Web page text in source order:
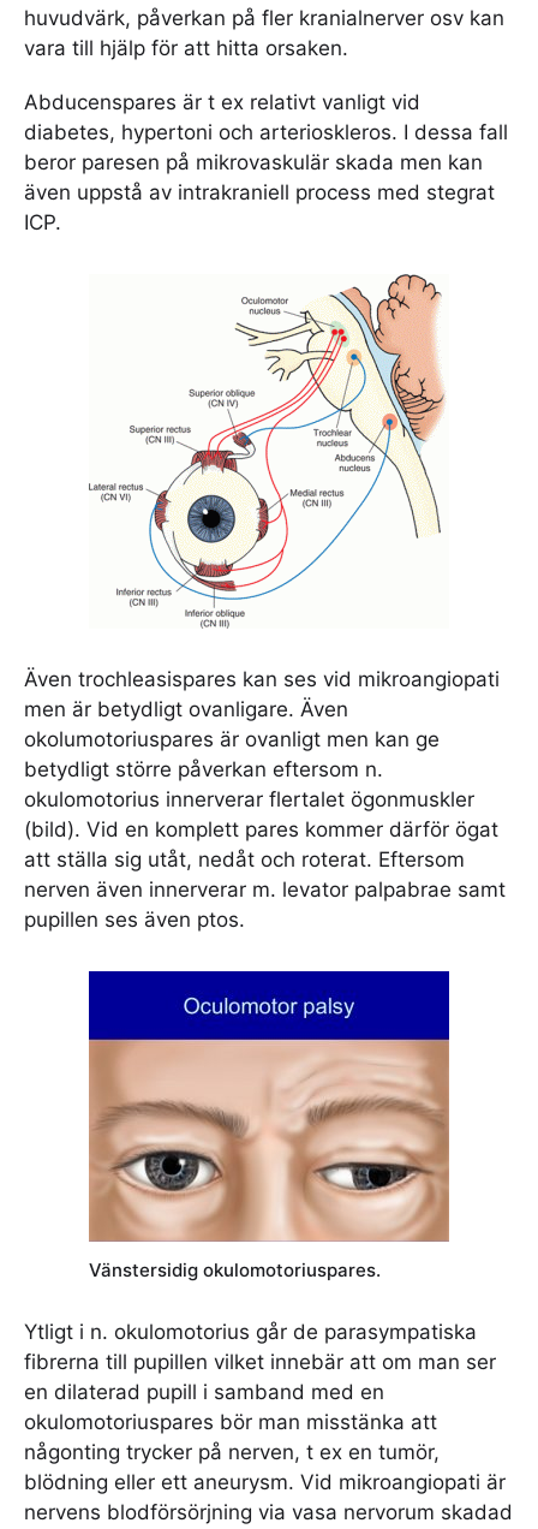
huvudvärk, påverkan på fler kranialnerver osv kan
vara till hjälp för att hitta orsaken.
Abducenspares är t ex relativt vanligt vid
diabetes, hypertoni och arterioskleros. I dessa fall
beror paresen på mikrovaskulär skada men kan
även uppstå av intrakraniell process med stegrat
ICP.
Även trochleasispares kan ses vid mikroangiopati
men är betydligt ovanligare. Även
okolumotoriuspares är ovanligt men kan ge
betydligt större påverkan eftersom n.
okulomotorius innerverar flertalet ögonmuskler
(bild). Vid en komplett pares kommer därför ögat
att ställa sig utåt, nedåt och roterat. Eftersom
nerven även innerverar m. levator palpabrae samt
pupillen ses även ptos.
Vänstersidig okulomotoriuspares.
Ytligt i n. okulomotorius går de parasympatiska
fibrerna till pupillen vilket innebär att om man ser
en dilaterad pupill i samband med en
okulomotoriuspares bör man misstänka att
någonting trycker på nerven, t ex en tumör,
blödning eller ett aneurysm. Vid mikroangiopati är
nervens blodförsörjning via vasa nervorum skadad